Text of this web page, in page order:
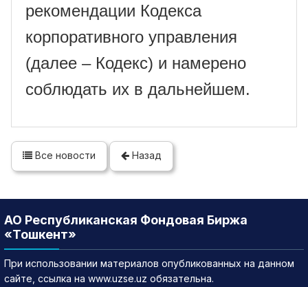
рекомендации Кодекса
корпоративного управления
(далее – Кодекс) и намерено
соблюдать их в дальнейшем.
Все новости Назад
АО Республиканская Фондовая Биржа
«Тошкент»
При использовании материалов опубликованных на данном
сайте, ссылка на www.uzse.uz обязательна.